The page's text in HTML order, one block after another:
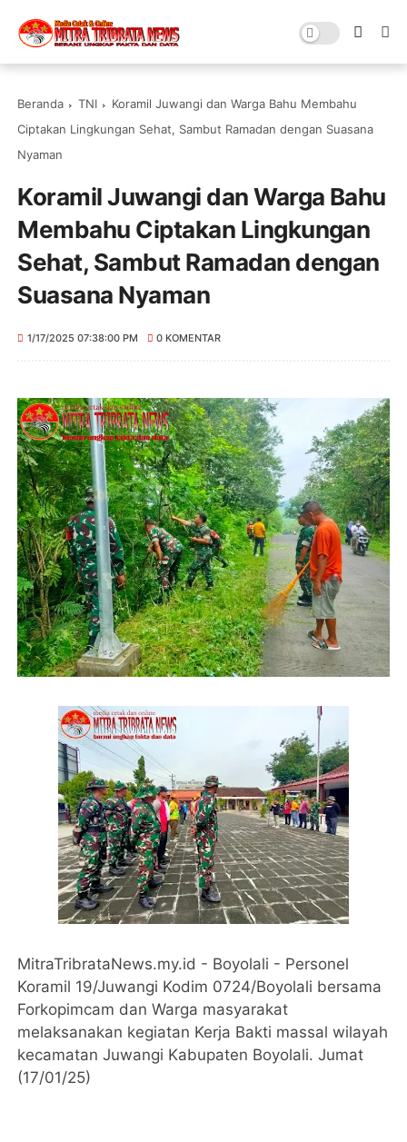
Beranda TNI
Koramil Juwangi dan Warga Bahu Membahu
Ciptakan Lingkungan Sehat, Sambut Ramadan dengan Suasana
Nyaman
Koramil Juwangi dan Warga Bahu
Membahu Ciptakan Lingkungan
Sehat, Sambut Ramadan dengan
Suasana Nyaman
1/17/2025 07:38:00 PM 0 KOMENTAR
MitraTribrataNews.my.id - Boyolali - Personel
Koramil 19/Juwangi Kodim 0724/Boyolali bersama
Forkopimcam dan Warga masyarakat
melaksanakan kegiatan Kerja Bakti massal wilayah
kecamatan Juwangi Kabupaten Boyolali. Jumat
(17/01/25)